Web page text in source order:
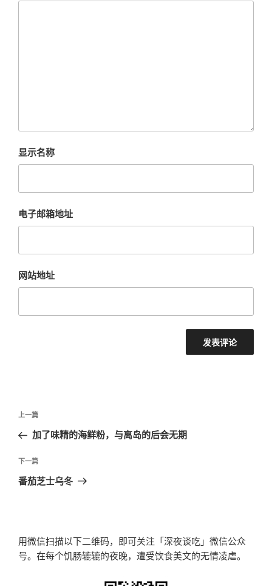
显示名称
电子邮箱地址
网站地址
文
导
航
上
一
文
章
上一篇
加了味精的海鲜粉，与离岛的后会无期
下
一
下一篇
番茄芝士乌冬
用微信扫描以下二维码，即可关注「深夜谈吃」微信公众
号。在每个饥肠辘辘的夜晚，遭受饮食美文的无情凌虐。